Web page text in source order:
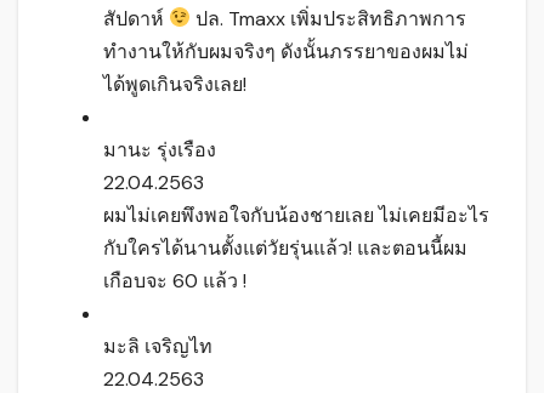
สัปดาห์
ปล. Tmaxx เพิ่มประสิทธิภาพการ
ทำงานให้กับผมจริงๆ ดังนั้นภรรยาของผมไม่
ได้พูดเกินจริงเลย!
มานะ รุ่งเรือง
22.04.2563
ผมไม่เคยพึงพอใจกับน้องชายเลย ไม่เคยมีอะไร
กับใครได้นานตั้งแต่วัยรุ่นแล้ว! และตอนนี้ผม
เกือบจะ 60 แล้ว !
มะลิ เจริญไท
22.04.2563